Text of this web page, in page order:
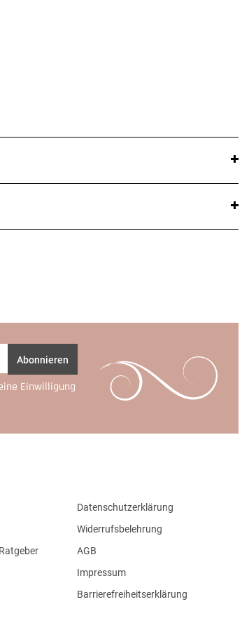
Abonnieren
Einwilligung
Datenschutzerklärung
Widerrufsbelehrung
AGB
Impressum
Barrierefreiheitserklärung